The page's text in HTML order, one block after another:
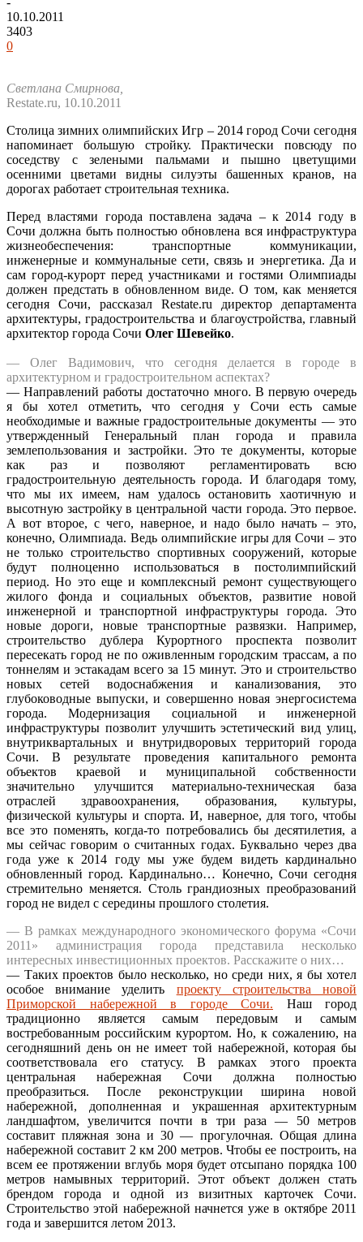
10.10.2011
3403
0
Светлана Смирнова,
Restate.ru, 10.10.2011
Столица зимних олимпийских Игр – 2014 город Сочи сегодня
напоминает большую стройку. Практически повсюду по
соседству с зелеными пальмами и пышно цветущими
осенними цветами видны силуэты башенных кранов, на
дорогах работает строительная техника.
Перед властями города поставлена задача – к 2014 году в
Сочи должна быть полностью обновлена вся инфраструктура
жизнеобеспечения: транспортные коммуникации,
инженерные и коммунальные сети, связь и энергетика. Да и
сам город-курорт перед участниками и гостями Олимпиады
должен предстать в обновленном виде. О том, как меняется
сегодня Сочи, рассказал Restate.ru директор департамента
архитектуры, градостроительства и благоустройства, главный
архитектор города Сочи Олег Шевейко.
— Олег Вадимович, что сегодня делается в городе в
архитектурном и градостроительном аспектах?
— Направлений работы достаточно много. В первую очередь
я бы хотел отметить, что сегодня у Сочи есть самые
необходимые и важные градостроительные документы — это
утвержденный Генеральный план города и правила
землепользования и застройки. Это те документы, которые
как раз и позволяют регламентировать всю
градостроительную деятельность города. И благодаря тому,
что мы их имеем, нам удалось остановить хаотичную и
высотную застройку в центральной части города. Это первое.
А вот второе, с чего, наверное, и надо было начать – это,
конечно, Олимпиада. Ведь олимпийские игры для Сочи – это
не только строительство спортивных сооружений, которые
будут полноценно использоваться в постолимпийский
период. Но это еще и комплексный ремонт существующего
жилого фонда и социальных объектов, развитие новой
инженерной и транспортной инфраструктуры города. Это
новые дороги, новые транспортные развязки. Например,
строительство дублера Курортного проспекта позволит
пересекать город не по оживленным городским трассам, а по
тоннелям и эстакадам всего за 15 минут. Это и строительство
новых сетей водоснабжения и канализования, это
глубоководные выпуски, и совершенно новая энергосистема
города. Модернизация социальной и инженерной
инфраструктуры позволит улучшить эстетический вид улиц,
внутриквартальных и внутридворовых территорий города
Сочи. В результате проведения капитального ремонта
объектов краевой и муниципальной собственности
значительно улучшится материально-техническая база
отраслей здравоохранения, образования, культуры,
физической культуры и спорта. И, наверное, для того, чтобы
все это поменять, когда-то потребовались бы десятилетия, а
мы сейчас говорим о считанных годах. Буквально через два
года уже к 2014 году мы уже будем видеть кардинально
обновленный город. Кардинально… Конечно, Сочи сегодня
стремительно меняется. Столь грандиозных преобразований
город не видел с середины прошлого столетия.
— В рамках международного экономического форума «Сочи
2011» администрация города представила несколько
интересных инвестиционных проектов. Расскажите о них…
— Таких проектов было несколько, но среди них, я бы хотел
особое внимание уделить проекту строительства новой
Приморской набережной в городе Сочи. Наш город
традиционно является самым передовым и самым
востребованным российским курортом. Но, к сожалению, на
сегодняшний день он не имеет той набережной, которая бы
соответствовала его статусу. В рамках этого проекта
центральная набережная Сочи должна полностью
преобразиться. После реконструкции ширина новой
набережной, дополненная и украшенная архитектурным
ландшафтом, увеличится почти в три раза — 50 метров
составит пляжная зона и 30 — прогулочная. Общая длина
набережной составит 2 км 200 метров. Чтобы ее построить, на
всем ее протяжении вглубь моря будет отсыпано порядка 100
метров намывных территорий. Этот объект должен стать
брендом города и одной из визитных карточек Сочи.
Строительство этой набережной начнется уже в октябре 2011
года и завершится летом 2013.